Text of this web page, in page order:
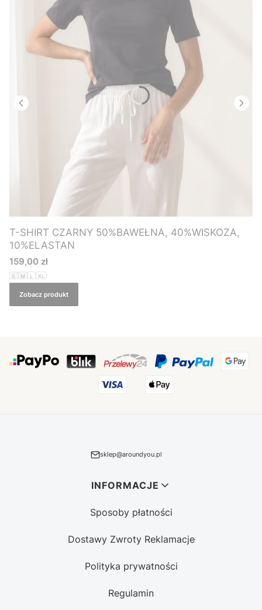
T-SHIRT CZARNY 50%BAWEŁNA, 40%WISKOZA,
10%ELASTAN
Cena
159,00 zł
S M L XL
Zobacz produkt
sklep@aroundyou.pl
INFORMACJE
Sposoby płatności
Dostawy Zwroty Reklamacje
Polityka prywatności
Regulamin